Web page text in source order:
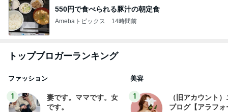
550円で食べられる豚汁の朝定食
Amebaトピックス 14時間前
トップブロガーランキング
ファッション
1
妻です。ママです。女
です。
美容
1
（旧アカウント
ブログ【アラフォ